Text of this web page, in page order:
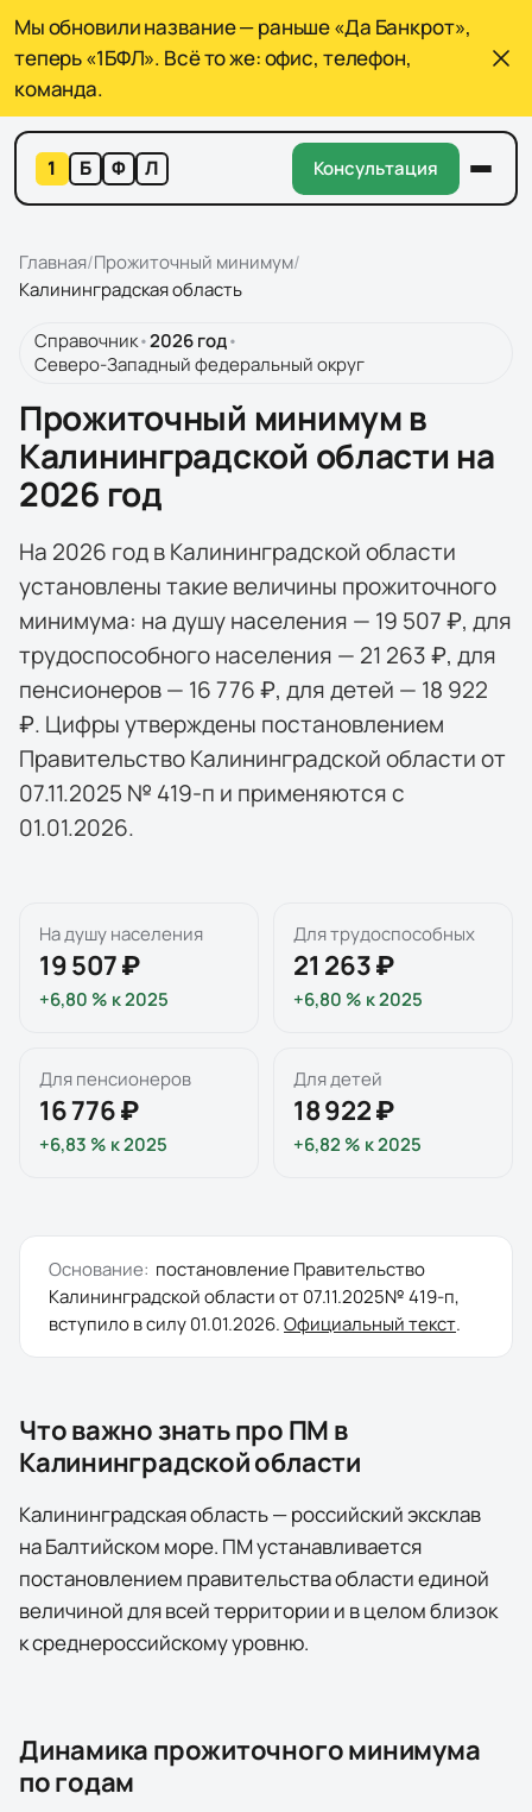
Мы обновили название — раньше «Да Банкрот»,
теперь «1БФЛ». Всё то же: офис, телефон,
команда.
1 Б Ф Л Консультация
Главная/Прожиточный минимум/
Калининградская область
Справочник•2026год•
Северо-Западный федеральный округ
Прожиточный минимум в
Калининградской области на
2026 год
На 2026 год в Калининградской области
установлены такие величины прожиточного
минимума: на душу населения — 19 507 ₽, для
трудоспособного населения — 21 263 ₽, для
пенсионеров — 16 776 ₽, для детей — 18 922
₽. Цифры утверждены постановлением
Правительство Калининградской области от
07.11.2025 № 419-п и применяются с
01.01.2026.
На душу населения
19 507 ₽
+6,80 % к2025
Для трудоспособных
21 263 ₽
+6,80 % к2025
Для пенсионеров
16 776 ₽
+6,83 % к2025
Для детей
18 922 ₽
+6,82 % к2025
Основание: постановлениеПравительство
Калининградской областиот07.11.2025№419-п,
вступило в силу01.01.2026.Официальный текст.
Что важно знать про ПМ в
Калининградской области
Калининградская область — российский эксклав
на Балтийском море. ПМ устанавливается
постановлением правительства области единой
величиной для всей территории и в целом близок
к среднероссийскому уровню.
Динамика прожиточного минимума
по годам